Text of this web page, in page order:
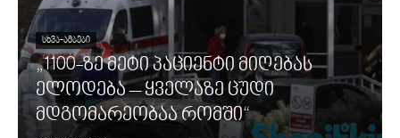
ᲡᲮᲕᲐ-ᲐᲛᲑᲔᲑᲘ
„1100-ზე მეტი პაციენტი მიღებას
ელოდება – ყველაზე ცუდი
მდგომარეობაა რომში“